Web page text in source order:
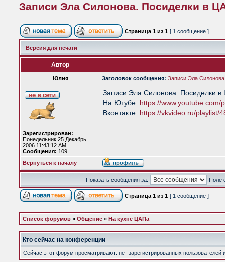
Записи Эла Силонова. Посиделки в
Страница 1 из 1 [ 1 сообщение ]
Версия для печати
Автор
Юлия Заголовок сообщения: Записи Эла
Зарегистрирован:
Понедельник 25 Декабрь
2006 11:43:12 AM
Сообщения: 109
Записи Эла Силонова. Посиделки
На Ютубе: https://www.youtube.com/
Вконтакте: https://vkvideo.ru/playlist/
Вернуться к началу
Показать сообщения за: Поле
Страница 1 из 1 [ 1 сообщение ]
Список форумов » Общение » На кухне ЦАПа
Кто сейчас на конференции
Сейчас этот форум просматривают: нет зарегистрированных пользователей